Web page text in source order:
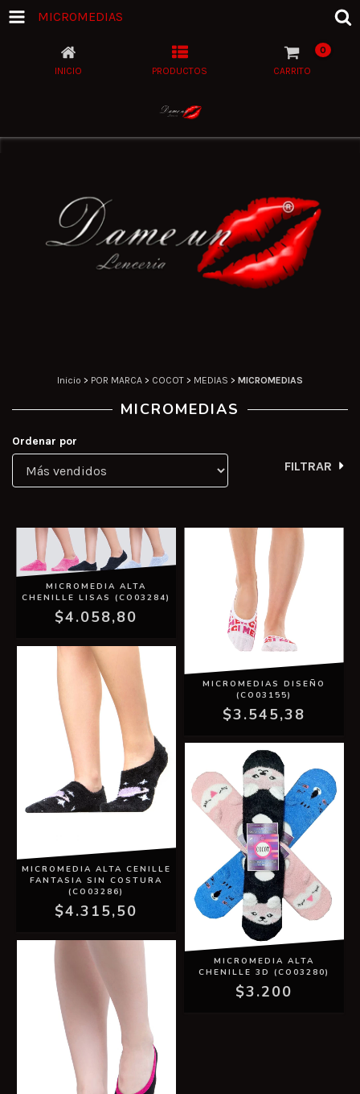
MICROMEDIAS
INICIO PRODUCTOS CARRITO
0
Inicio > POR MARCA > COCOT > MEDIAS > MICROMEDIAS
MICROMEDIAS
Ordenar por
FILTRAR
MICROMEDIA ALTA
CHENILLE LISAS (CO03284)
$4.058,80
MICROMEDIAS DISEÑO
(CO03155)
$3.545,38
MICROMEDIA ALTA CENILLE
FANTASIA SIN COSTURA
(CO03286)
$4.315,50
MICROMEDIA ALTA
CHENILLE 3D (CO03280)
$3.200